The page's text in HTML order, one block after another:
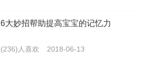
6大妙招帮助提高宝宝的记忆力
(236)人喜欢 2018-06-13